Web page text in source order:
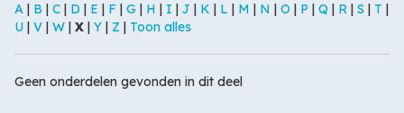
A | B | C | D | E | F | G | H | I | J | K | L | M | N | O | P | Q | R | S | T |
U | V | W | X | Y | Z | Toon alles
Geen onderdelen gevonden in dit deel